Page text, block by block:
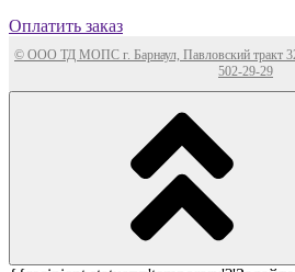
Оплатить заказ
© ООО ТД МОПС г. Барнаул, Павловский тракт
502-29-29